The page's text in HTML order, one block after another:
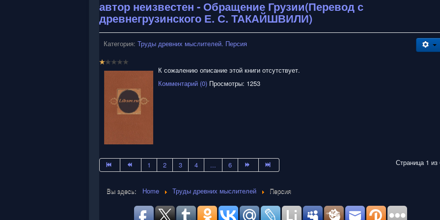
5
автор неизвестен - Обращение Грузии(Перевод с
древнегрузинского Е. С. ТАКАЙШВИЛИ)
Категория: Труды древних мыслителей. Персия
Р
/
К сожалению описание этой книги отсутствует.
Комментарий (0) Просмотры: 1253
Страница 1 из
1 2 3 4 ... 6
Вы здесь: Home Труды древних мыслителей Персия